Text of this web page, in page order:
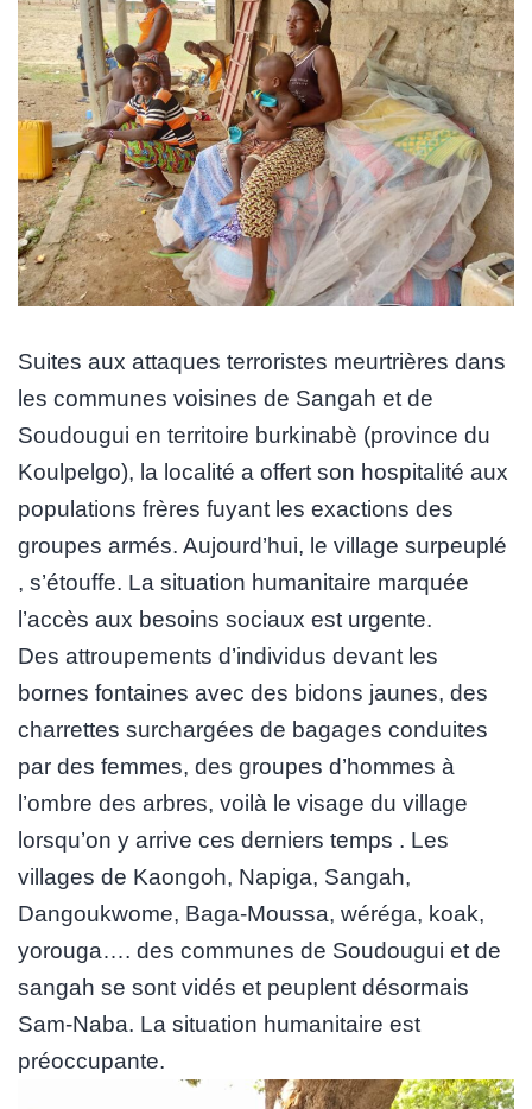
Suites aux attaques terroristes meurtrières dans
les communes voisines de Sangah et de
Soudougui en territoire burkinabè (province du
Koulpelgo), la localité a offert son hospitalité aux
populations frères fuyant les exactions des
groupes armés. Aujourd’hui, le village surpeuplé
, s’étouffe. La situation humanitaire marquée
l’accès aux besoins sociaux est urgente.
Des attroupements d’individus devant les
bornes fontaines avec des bidons jaunes, des
charrettes surchargées de bagages conduites
par des femmes, des groupes d’hommes à
l’ombre des arbres, voilà le visage du village
lorsqu’on y arrive ces derniers temps . Les
villages de Kaongoh, Napiga, Sangah,
Dangoukwome, Baga-Moussa, wéréga, koak,
yorouga…. des communes de Soudougui et de
sangah se sont vidés et peuplent désormais
Sam-Naba. La situation humanitaire est
préoccupante.